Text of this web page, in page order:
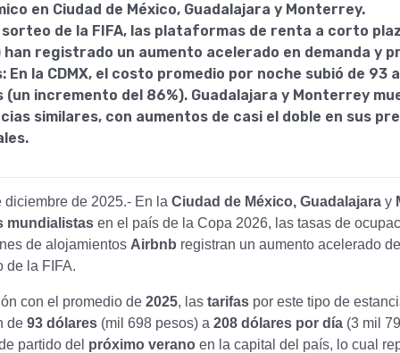
en Ciudad de México, Guadalajara y Monterrey.
de la FIFA, las plataformas de renta a corto
han registrado un aumento acelerado en demanda y
En la CDMX, el costo promedio por noche subió de 93
(un incremento del 86%). Guadalajara y Monterrey
similares, con aumentos de casi el doble en sus
diciembre de 2025.- En la Ciudad de México, Guadalajara y
mundialistas en el país de la Copa 2026, las tasas de
de alojamientos Airbnb registran un aumento acelerado
de la FIFA.
con el promedio de 2025, las tarifas por este tipo de
de 93 dólares (mil 698 pesos) a 208 dólares por día (3 mil
partido del próximo verano en la capital del país, lo cual